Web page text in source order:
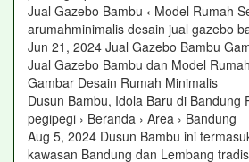
Jual Gazebo Bambu ‹ Model Rumah
arumahminimalis desain jual gazebo
Jun 21, 2024 Jual Gazebo Bambu
Jual Gazebo Bambu dan Model
Gambar Desain Rumah Minimalis
Dusun Bambu, Idola Baru di Bandung
pegipegi › Beranda › Area › Bandung
Aug 5, 2024 Dusun Bambu ini
kawasan Bandung dan Lembang